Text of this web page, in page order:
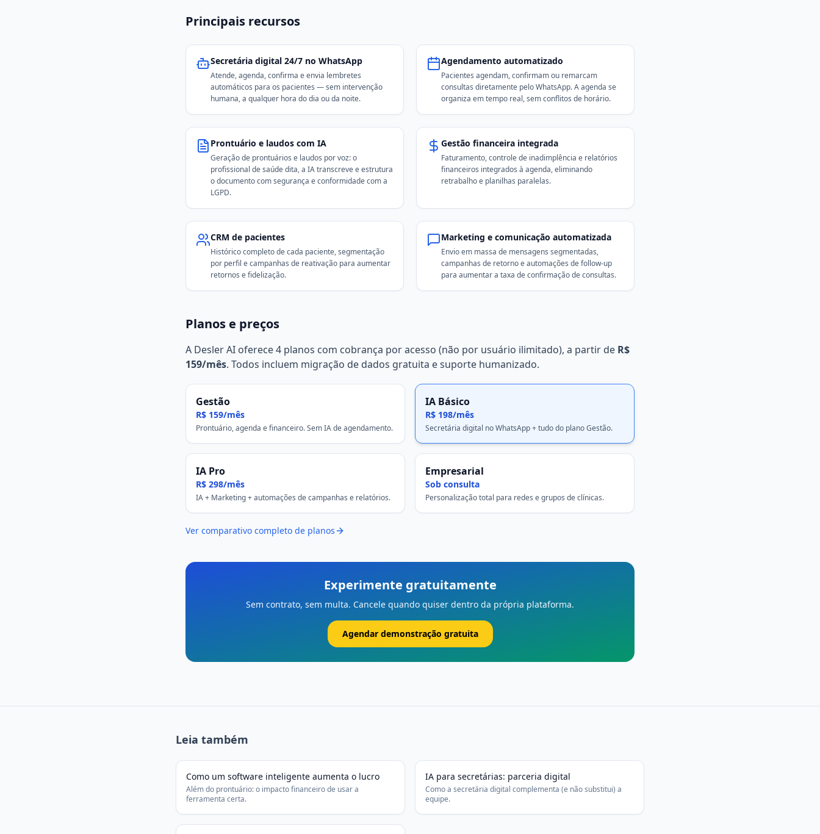
Principais recursos
Secretária digital 24/7 no WhatsApp
Atende, agenda, confirma e envia lembretes
automáticos para os pacientes — sem intervenção
humana, a qualquer hora do dia ou da noite.
Agendamento automatizado
Pacientes agendam, confirmam ou remarcam
consultas diretamente pelo WhatsApp. A agenda se
organiza em tempo real, sem conflitos de horário.
Prontuário e laudos com IA
Geração de prontuários e laudos por voz: o
profissional de saúde dita, a IA transcreve e estrutura
o documento com segurança e conformidade com a
LGPD.
Gestão financeira integrada
Faturamento, controle de inadimplência e relatórios
financeiros integrados à agenda, eliminando
retrabalho e planilhas paralelas.
CRM de pacientes
Histórico completo de cada paciente, segmentação
por perfil e campanhas de reativação para aumentar
retornos e fidelização.
Marketing e comunicação automatizada
Envio em massa de mensagens segmentadas,
campanhas de retorno e automações de follow-up
para aumentar a taxa de confirmação de consultas.
Planos e preços
A Desler AI oferece 4 planos com cobrança por acesso (não por usuário ilimitado), a partir de R$
159/mês. Todos incluem migração de dados gratuita e suporte humanizado.
Gestão
R$ 159/mês
Prontuário, agenda e financeiro. Sem IA de agendamento.
IA Básico
R$ 198/mês
Secretária digital no WhatsApp + tudo do plano Gestão.
IA Pro
R$ 298/mês
IA + Marketing + automações de campanhas e relatórios.
Empresarial
Sob consulta
Personalização total para redes e grupos de clínicas.
Ver comparativo completo de planos
Experimente gratuitamente
Sem contrato, sem multa. Cancele quando quiser dentro da própria plataforma.
Agendar demonstração gratuita
Leia também
Como um software inteligente aumenta o lucro
Além do prontuário: o impacto financeiro de usar a
ferramenta certa.
IA para secretárias: parceria digital
Como a secretária digital complementa (e não substitui) a
equipe.